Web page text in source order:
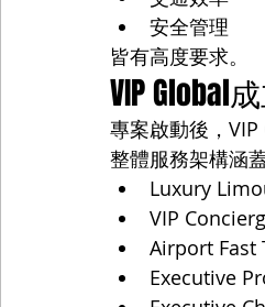
安全管理
皆有高度要求。
VIP Global
專案啟動後，VIP
整體服務架構涵
Luxury
VIP
Airport Fast
Executive